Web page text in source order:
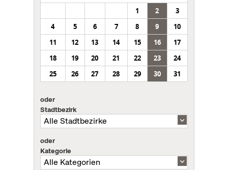
1
2
3
4
5 6 7 8 9
10
11
12 13 14 15 16
17
18
19 20 21 22 23
24
25
26 27 28 29 30 31
oder
Stadtbezirk
oder
Kategorie